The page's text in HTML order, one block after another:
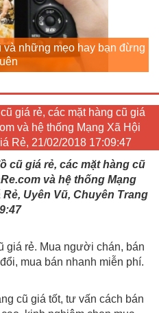
và những mẹo hay bạn đừng
giá rẻ, các mặt hàng cũ giá
và hệ thống Mạng Xã Hội
Rẻ, 21/02/2018 17:09:47
cũ giá rẻ, các mặt hàng cũ
và hệ thống Mạng
Rẻ, Uyên Vũ, Chuyên Trang
giá rẻ. Mua người chán, bán
mua bán nhanh miễn phí.
cũ giá tốt, tư vấn cách bán